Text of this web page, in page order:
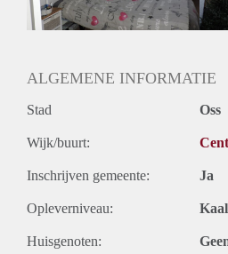
ALGEMENE INFORMATIE
Stad Oss
Wijk/buurt:
Inschrijven gemeente: Ja
Opleverniveau: Kaal
Huisgenoten: